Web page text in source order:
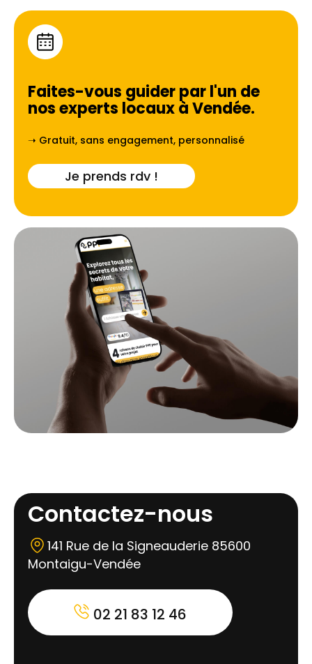
Faites-vous guider par l'un de
nos experts locaux àVendée.
➝ Gratuit, sans engagement, personnalisé
Je prends rdv !
Contactez-nous
141 Rue de la Signeauderie 85600
Montaigu-Vendée
02 21 83 12 46